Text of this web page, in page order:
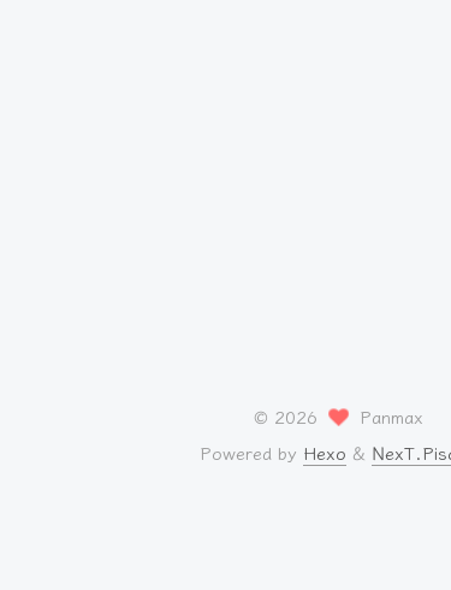
© 2026
Panmax
Powered by Hexo &